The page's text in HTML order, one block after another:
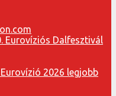
Eurovíziós Dalfesztivál
2026 legjobb